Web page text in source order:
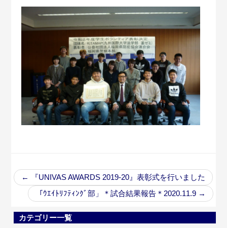
←
『UNIVAS AWARDS 2019-20』表彰式を行いました
「ｳｴｲﾄﾘﾌﾃｨﾝｸﾞ部」＊試合結果報告＊2020.11.9 →
カテゴリー一覧